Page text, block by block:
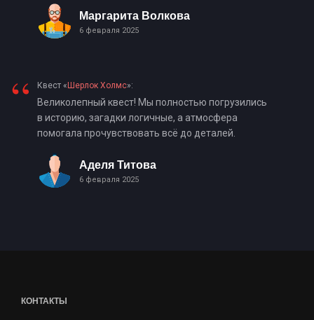
Маргарита Волкова
6 февраля 2025
“ Квест «Шерлок Холмс»:
Великолепный квест! Мы полностью погрузились
в историю, загадки логичные, а атмосфера
помогала прочувствовать всё до деталей.
Аделя Титова
6 февраля 2025
КОНТАКТЫ